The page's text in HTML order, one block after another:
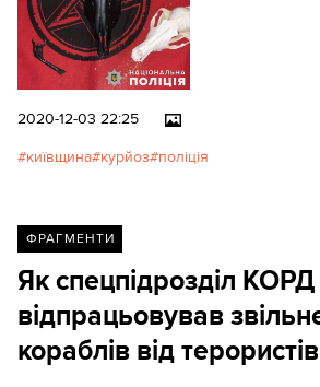
2020-12-03 22:25
київщина курйоз поліція
ФРАГМЕНТИ
Як спецпідрозділ КОРД
відпрацьовував
кораблів від